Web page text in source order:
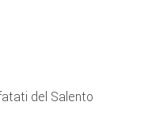
del Salento